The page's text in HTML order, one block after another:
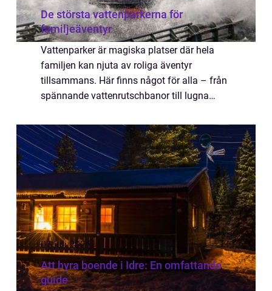
De största vattenparkerna för
familjeäventyr
Vattenparker är magiska platser där hela
familjen kan njuta av roliga äventyr
tillsammans. Här finns något för alla – från
spännande vattenrutschbanor till lugna
01 juli 2025
Att hyra boende i Idre: En omfattande
guide